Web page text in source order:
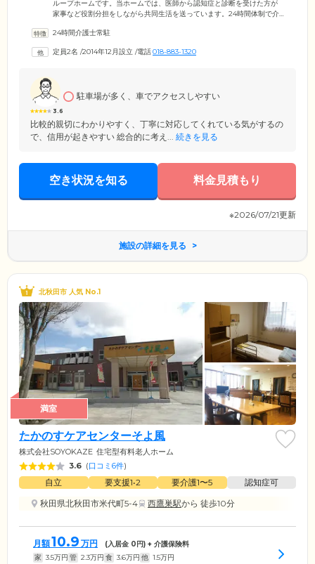
ループホームです。当ホームでは、医師から認知症と診断を受けた方が
家事など役割分担をしながら共同生活を送っています。24時間体制で介
しています、また、日中は看護師が常駐しており、日々のバイタルチェ
力医療機関とも連携が取れており、安心して生活が送れます。当ホーム
24時間介護士常駐
定員2名 /2014年12月設立 /電話018-883-1320
3.6
駐車場が多く、車でアクセスしやすい
比較的親切にわかりやすく、丁寧に対応してくれている気がするの
で、信用が起きやすい 総合的に考え... 続きを見る
空き状況を知る 料金見積もり
※2026/07/21更新
施設の詳細を見る
北秋田市 人気 No.1
満室
たかのすケアセンターそよ風
株式会社SOYOKAZE 住宅型有料老人ホーム
3.6 (口コミ6件)
自立 要支援1•2 要介護1〜5
認知症可
秋田県北秋田市米代町5-4
西鷹巣駅から 徒歩10分
月額10.9 万円 (入居金 0 円) + 介護保険料
家 3.5万円 管 2.3万円 食 3.6万円 他 1.5万円